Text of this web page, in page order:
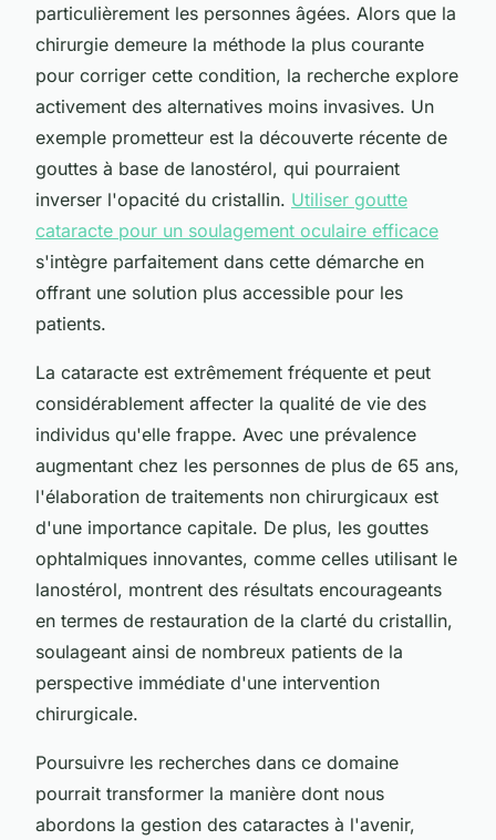
particulièrement les personnes âgées. Alors que la
chirurgie demeure la méthode la plus courante
pour corriger cette condition, la recherche explore
activement des alternatives moins invasives. Un
exemple prometteur est la découverte récente de
gouttes à base de lanostérol, qui pourraient
inverser l'opacité du cristallin. Utiliser goutte
cataracte pour un soulagement oculaire efficace
s'intègre parfaitement dans cette démarche en
offrant une solution plus accessible pour les
patients.
La cataracte est extrêmement fréquente et peut
considérablement affecter la qualité de vie des
individus qu'elle frappe. Avec une prévalence
augmentant chez les personnes de plus de 65 ans,
l'élaboration de traitements non chirurgicaux est
d'une importance capitale. De plus, les gouttes
ophtalmiques innovantes, comme celles utilisant le
lanostérol, montrent des résultats encourageants
en termes de restauration de la clarté du cristallin,
soulageant ainsi de nombreux patients de la
perspective immédiate d'une intervention
chirurgicale.
Poursuivre les recherches dans ce domaine
pourrait transformer la manière dont nous
abordons la gestion des cataractes à l'avenir,